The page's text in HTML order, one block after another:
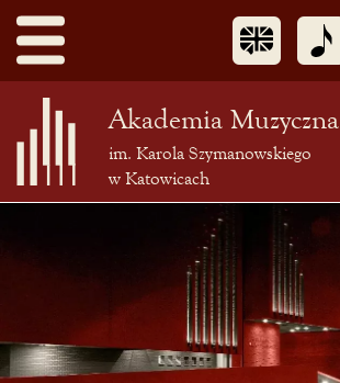
Akademia Muzyczna
im. Karola Szymanowskiego
w Katowicach